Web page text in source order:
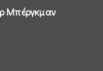
Μπέργκμαν